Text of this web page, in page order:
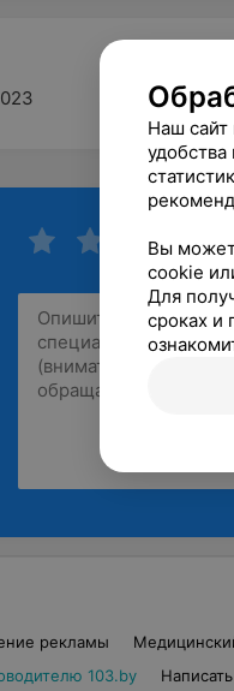
рекламы
103.by
Наш сайт
удобства
Вы
cookie
Для
сроках и